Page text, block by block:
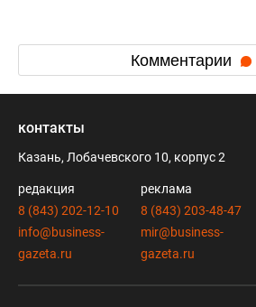
Комментарии
контакты
Казань, Лобачевского 10, корпус 2
редакция
8 (843) 202-12-10
info@business-
gazeta.ru
реклама
8 (843) 203-48-47
mir@business-
gazeta.ru